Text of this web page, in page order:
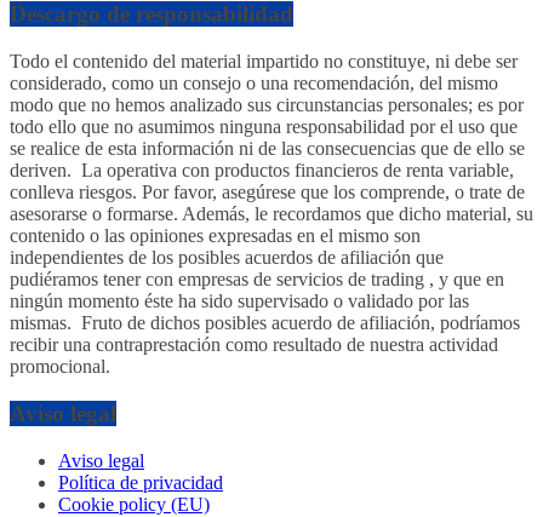
Descargo de responsabilidad
Todo el contenido del material impartido no constituye, ni debe ser
considerado, como un consejo o una recomendación, del mismo
modo que no hemos analizado sus circunstancias personales; es por
todo ello que no asumimos ninguna responsabilidad por el uso que
se realice de esta información ni de las consecuencias que de ello se
deriven. La operativa con productos financieros de renta variable,
conlleva riesgos. Por favor, asegúrese que los comprende, o trate de
asesorarse o formarse. Además, le recordamos que dicho material, su
contenido o las opiniones expresadas en el mismo son
independientes de los posibles acuerdos de afiliación que
pudiéramos tener con empresas de servicios de trading , y que en
ningún momento éste ha sido supervisado o validado por las
mismas. Fruto de dichos posibles acuerdo de afiliación, podríamos
recibir una contraprestación como resultado de nuestra actividad
promocional.
Aviso legal
Aviso legal
Política de privacidad
Cookie policy (EU)